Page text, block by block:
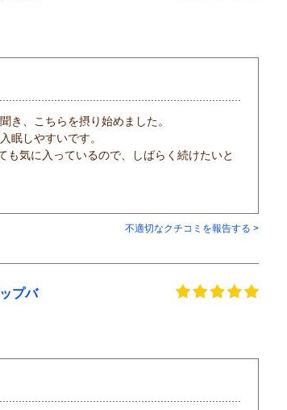
き、こちらを摂り始めました。
眠しやすいです。
も気に入っているので、しばらく続けたいと
不適切なクチコミを報告する >
プバ